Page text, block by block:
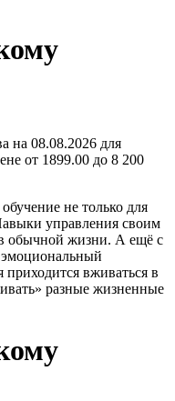
на 08.08.2026 для
от 1899.00 до 8 200
не только для
управления своим
обычной жизни. А ещё с
приходится вживаться в
разные жизненные